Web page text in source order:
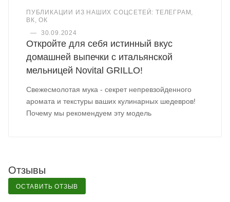
ПУБЛИКАЦИИ ИЗ НАШИХ СОЦСЕТЕЙ: ТЕЛЕГРАМ,
ВК, ОК
—
30.09.2024
Откройте для себя истинный вкус
домашней выпечки с итальянской
мельницей Novital GRILLO!
Свежеcмолотая мука - секрет непревзойденного
аромата и текстуры ваших кулинарных шедевров!
Почему мы рекомендуем эту модель
Отзывы
ОСТАВИТЬ ОТЗЫВ